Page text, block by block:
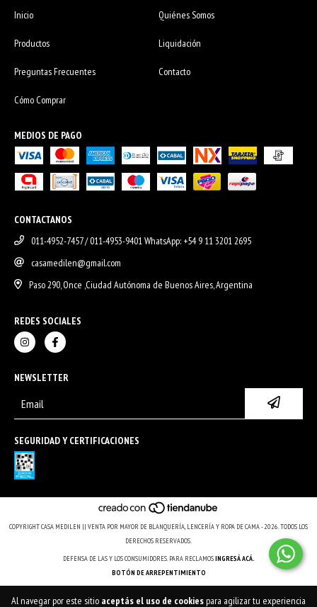
Al navegar por este sitio aceptás el uso de cookiespara agilizar tu experiencia
Inicio
Quiénes Somos
Productos Liquidación
Preguntas Frecuentes Contacto
Cómo Comprar
MEDIOS DE PAGO
CONTACTANOS
011-4952-7457 / 011-4953-9401 WhatsApp: +54 9 11 3201 2695
casamedilen@gmail.com
Paso 290, Once ,Ciudad Autónoma de Buenos Aires, Argentina
REDES SOCIALES
NEWSLETTER
SEGURIDAD Y CERTIFICACIONES
COPYRIGHT CASA MEDILEN || VENTA POR MAYOR DE BLANQUERÍA, LENCERÍA Y ROPA DE CAMA - 2026. TODOS LOS
DERECHOS RESERVADOS.
DEFENSA DE LAS Y LOS CONSUMIDORES. PARA RECLAMOSINGRESÁ ACÁ.
BOTÓN DE ARREPENTIMIENTO